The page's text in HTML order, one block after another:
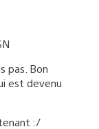
pas. Bon
est devenu
:/